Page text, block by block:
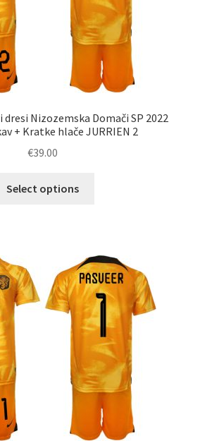
izdelka
Nizozemska Domači SP 2022
+ Kratke hlače JURRIEN 2
€39.00
Select options
Možnosti
lahko
izberete
na
strani
izdelka